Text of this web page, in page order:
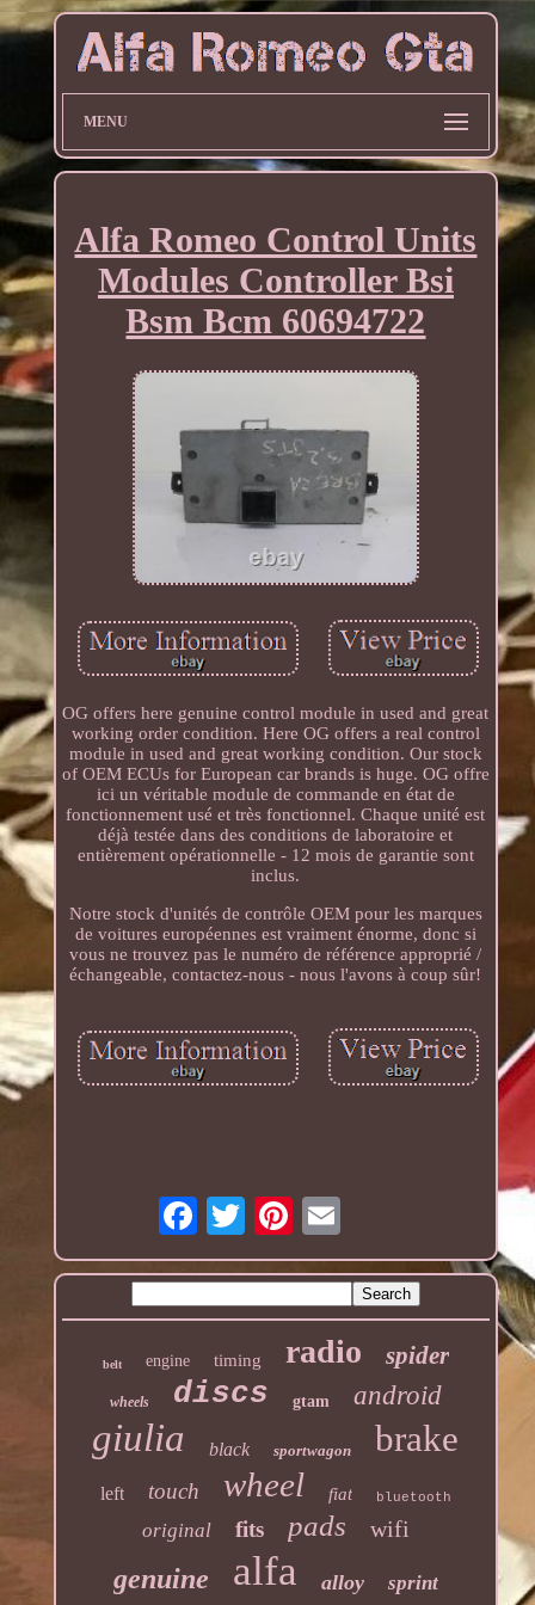
MENU
Alfa Romeo Control Units
Modules Controller Bsi
Bsm Bcm 60694722
OG offers here genuine control module in used and great
working order condition. Here OG offers a real control
module in used and great working condition. Our stock
of OEM ECUs for European car brands is huge. OG offre
ici un véritable module de commande en état de
fonctionnement usé et très fonctionnel. Chaque unité est
déjà testée dans des conditions de laboratoire et
entièrement opérationnelle - 12 mois de garantie sont
inclus.
Notre stock d'unités de contrôle OEM pour les marques
de voitures européennes est vraiment énorme, donc si
vous ne trouvez pas le numéro de référence approprié /
échangeable, contactez-nous - nous l'avons à coup sûr!
belt engine timing radio spider
wheels discs gtam android
giulia black sportwagon brake
left touch wheel fiat bluetooth
original fits pads wifi
genuine alfa alloy sprint